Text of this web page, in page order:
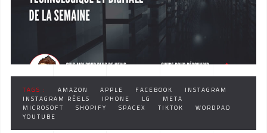
TAGS : AMAZON APPLE FACEBOOK
INSTAGRAM
INSTAGRAM RÉELS
IPHONE LG
META
MICROSOFT
SHOPIFY SPACEX TIKTOK
WORDPAD
YOUTUBE